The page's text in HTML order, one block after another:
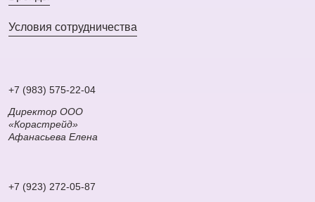
Условия сотрудничества
+7 (983) 575-22-04
Директор ООО
«Корастрейд»
Афанасьева Елена
+7 (923) 272-05-87